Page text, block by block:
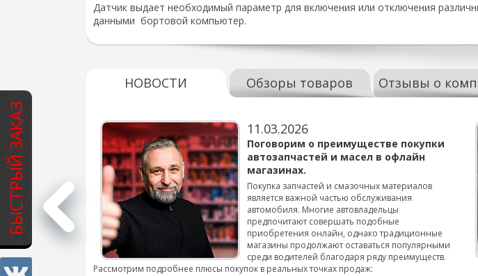
БЫСТРЫЙ ЗАКАЗ
Датчик выдает необходимый параметр для включения или отключения
данными бортовой компьютер.
НОВОСТИ Обзоры товаров Отзывы о
для
смены шин на
подробнее...
11.03.2026
Поговорим о преимуществе покупки
автозапчастей и масел в офлайн
магазинах.
Покупка запчастей и смазочных материалов
является важной частью обслуживания
автомобиля. Многие автовладельцы
предпочитают совершать подобные
приобретения онлайн, однако традиционные
магазины продолжают оставаться популярными
среди водителей благодаря ряду преимуществ.
Рассмотрим подробнее плюсы покупок в реальных точках продаж: